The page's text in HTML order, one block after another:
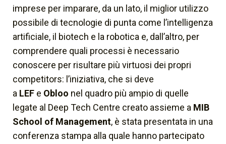
imprese per imparare, da un lato, il miglior utilizzo
possibile di tecnologie di punta come l’intelligenza
artificiale, il biotech e la robotica e, dall’altro, per
comprendere quali processi è necessario
conoscere per risultare più virtuosi dei propri
competitors: l’iniziativa, che si deve
a LEF e Obloo nel quadro più ampio di quelle
legate al Deep Tech Centre creato assieme a MIB
School of Management, è stata presentata in una
conferenza stampa alla quale hanno partecipato